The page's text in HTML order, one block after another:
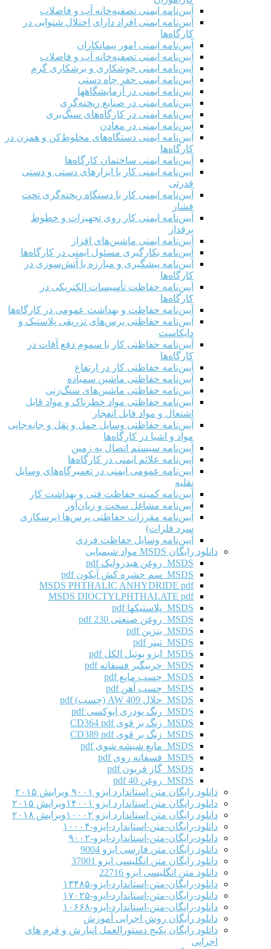
آیین‌نامه ایمنی تصفیه‌خانه آب و فاضلاب
آیین‌نامه ایمنی افراد دارای اختلال شنوایی در
کارگاه‌ها
آیین‌نامه ایمنی امور پیمانکاران
آیین‌نامه ایمنی تصفیه‌خانه آب و فاضلاب
آیین‌نامه ایمنی جوشکاری و برشکاری گرم
آیین‌نامه ایمنی حفر چاه دستی
آیین‌نامه ایمنی در آزمایشگاهها
آیین‌نامه ایمنی در صنایع ریخته‌گری
آیین‌نامه ایمنی در کارگاه‌های سنگ‌بری
آیین‌نامه ایمنی در معادن
آیین‌نامه ایمنی دستگاه‌های مخلوط‌کن و همزن در
کارگاه‌ها
آیین‌نامه ایمنی ساختمان کارگاه‌ها
آیین‌نامه ایمنی کار با ابزارهای دستی و دستی
قدرتی
آیین‌نامه ایمنی کار با دستگاه ریخته‌گری تحت
فشار
آیین‌نامه ایمنی کار روی تجهیزات و خطوط
برقدار
آیین‌نامه ایمنی ماشین‌های افزار
آیین‌نامه بکارگیری مسئول ایمنی در کارگاه‌ها
آیین‌نامه پیشگیری و مبارزه با آتش‌سوزی در
کارگاه‌ها
آیین‌نامه حفاظت تأسیسات الکتریکی در
کارگاه‌ها
آیین‌نامه حفاظت و بهداشت عمومی در کارگاه‌ها
آیین‌نامه حفاظتی پرس‌های تزریقی پلاستیک و
دایکاست
آیین‌نامه حفاظتی کار با سموم دفع آفات در
کارگاه‌ها
آیین‌نامه حفاظتی کار در ارتفاع
آیین‌نامه حفاظتی ماشین سمباده
آیین‌نامه حفاظتی ماشین‌های سنگ‌زنی
آیین‌نامه حفاظتی مواد خطرناک و مواد قابل
اشتعال و مواد قابل انفجار
آیین‌نامه حفاظتی وسایل حمل و نقل و جابه‌جایی
مواد و اشیا در کارگاه‌ها
آیین‌نامه سیستم اتصال به زمین
آیین‌نامه علائم ایمنی در کارگاه‌ها
آیین‌نامه عمومی ایمنی در تعمیرگاه‌های وسایل
نقلیه
آیین‌نامه کمیته حفاظت فنی و بهداشت کار
آیین‌نامه مشاغل سخت و زیان‌آور
آیین‌نامه مقررات حفاظتی پرس‌ها (پرسکاری
سرد فلزات)
آیین‌نامه وسایل حفاظت فردی
دانلود رایگان MSDS مواد شیمیایی
MSDS روغن هیدرولیک pdf
MSDS سم حشره کش آیکون pdf
MSDS PHTHALIC ANHYDRIDE pdf
MSDS DIOCTYLPHTHALATE pdf
MSDS پلاستیکها pdf
MSDS روغن صنعتی 230 pdf
MSDS بنزین pdf
MSDS تینر pdf
MSDS ایزو بوتیل الکل pdf
MSDS چربیگیر فسفاته pdf
MSDS چسب مایع pdf
MSDS چسب آهن pdf
MSDS حلال AW 409 (چسب) pdf
MSDS رنگ پودری اپوکسی pdf
MSDS زنگ بر قوی CD364 pdf
MSDS زنگ بر قوی CD389 pdf
MSDS مایع شیشه شوی pdf
MSDS فسفاته روی pdf
MSDS گاز فریون pdf
MSDS روغن 40 pdf
دانلود رایگان متن استاندارد ایزو ۹۰۰۱ ویرایش ۲۰۱۵
دانلود رایگان متن استاندارد ایزو ۱۴۰۰۱ویرایش ۲۰۱۵
دانلود رایگان متن استاندارد ایزو ۱۰۰۰۲ویرایش ۲۰۱۸
دانلود-رایگان-متن-استاندارد-ایزو-۱۰۰۰۴
دانلود-رایگان-متن-استاندارد-ایزو-۹۰۰۲
دانلود رایگان متن فارسی ایزو 9004
دانلود رایگان متن انگلیسی ایزو 37001
دانلود متن انگلیسی ایزو 22716
دانلود-رایگان-متن-استاندارد-ایزو-۱۳۴۸۵
دانلود-رایگان-متن-استاندارد-ایزو-۱۷۰۲۵
دانلود-رایگان-متن-استاندارد-ایزو-۱۰۶۶۸
دانلود رایگان روش اجرایی آموزش
دانلود رایگان پکیج دستورالعمل انبارش و فرم های
اجرایی